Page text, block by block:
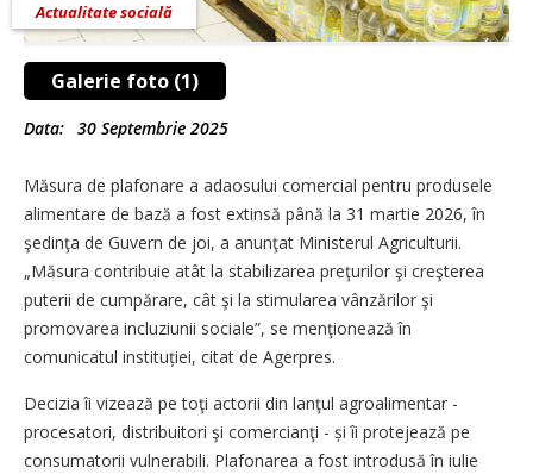
Galerie foto (1)
Actualitate socială
Data: 30 Septembrie 2025
Măsura de plafonare a adaosului comercial pentru produsele
alimentare de bază a fost extinsă până la 31 martie 2026, în
şedinţa de Guvern de joi, a anunţat Ministerul Agriculturii.
„Măsura contribuie atât la stabilizarea preţurilor şi creşterea
puterii de cumpărare, cât şi la stimularea vânzărilor şi
promovarea incluziunii sociale”, se menţionează în
comunicatul instituției, citat de Agerpres.
Decizia îi vizează pe toţi actorii din lanţul agroalimentar -
procesa­tori, distribuitori şi comercianţi - și îi protejează pe
consumatorii vulnerabili. Plafonarea a fost introdusă în iulie